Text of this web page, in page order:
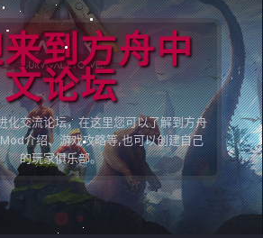
到方舟中
文论坛
化交流论坛，在这里您可以了解到方舟
介绍、游戏攻略等,也可以创建自己
的玩家俱乐部。